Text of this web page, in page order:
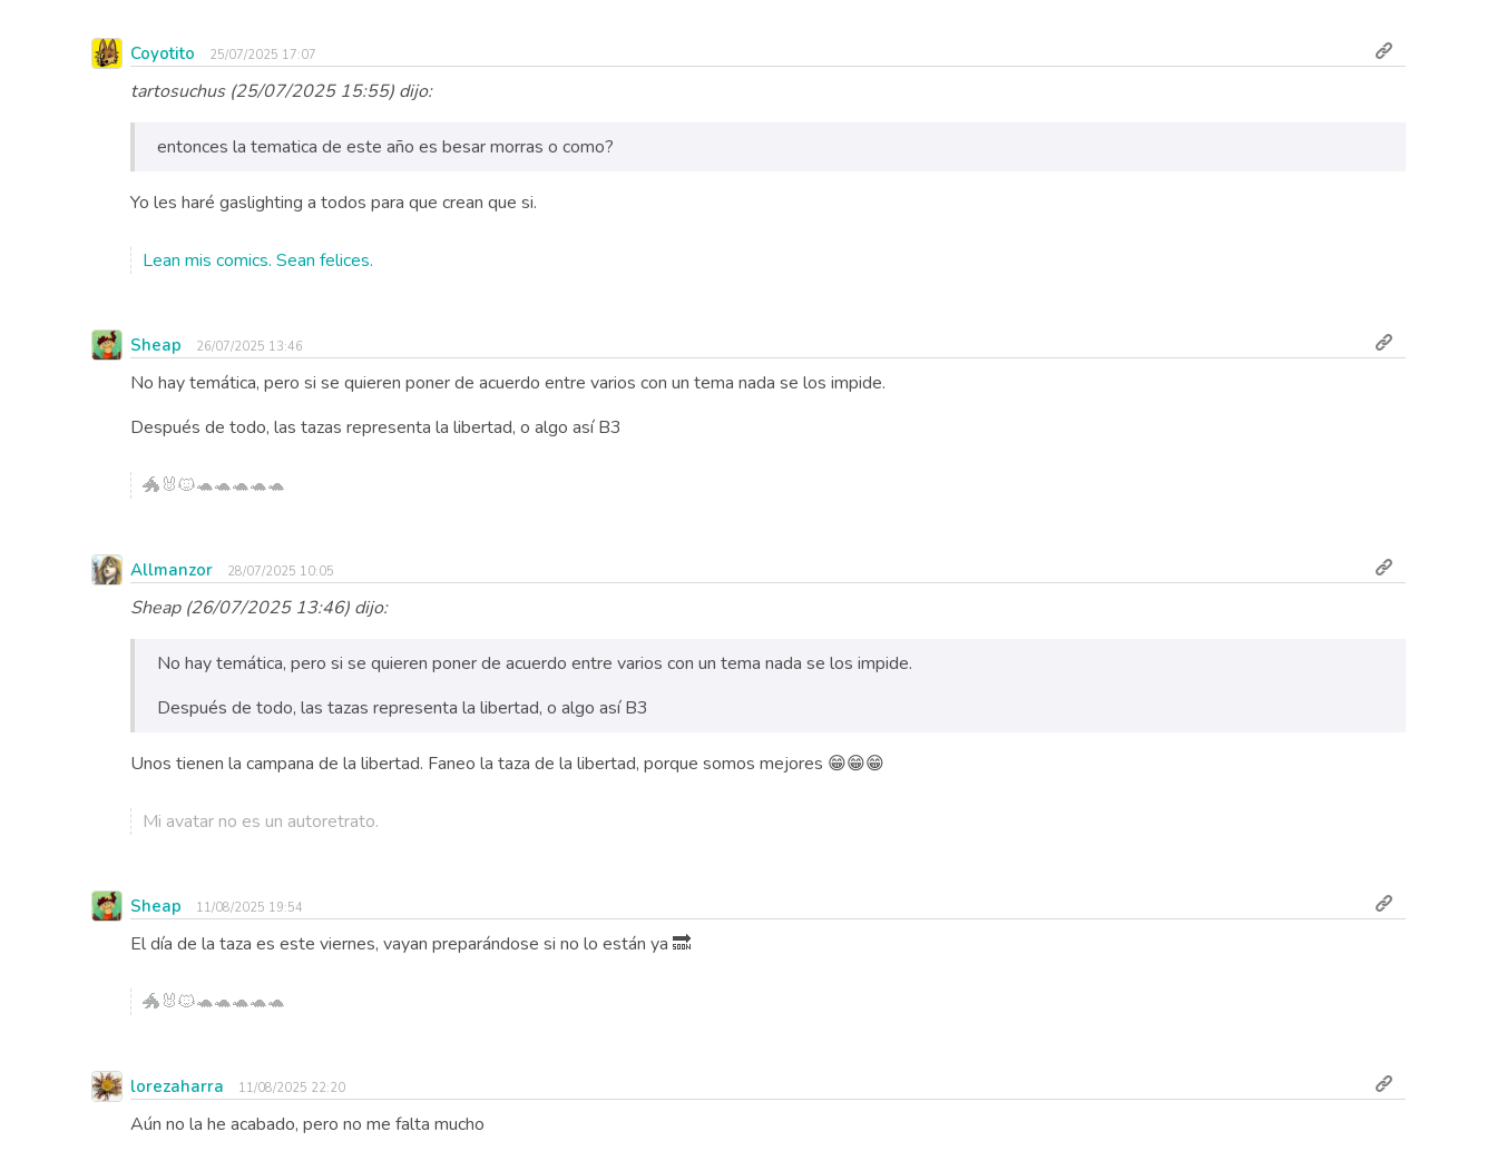
Coyotito 25/07/2025 17:07
tartosuchus (25/07/2025 15:55) dijo:
entonces la tematica de este año es besar morras o como?
Yo les haré gaslighting a todos para que crean que si.
Lean mis comics. Sean felices.
Sheap 26/07/2025 13:46
No hay temática, pero si se quieren poner de acuerdo entre varios con un tema nada se los impide.
Después de todo, las tazas representa la libertad, o algo así B3
🐲🐰🐱🐢🐢🐢🐢🐢
Allmanzor 28/07/2025 10:05
Sheap (26/07/2025 13:46) dijo:
No hay temática, pero si se quieren poner de acuerdo entre varios con un tema nada se los impide.
Después de todo, las tazas representa la libertad, o algo así B3
Unos tienen la campana de la libertad. Faneo la taza de la libertad, porque somos mejores 😁😁😁
Mi avatar no es un autoretrato.
Sheap 11/08/2025 19:54
El día de la taza es este viernes, vayan preparándose si no lo están ya 🔜
🐲🐰🐱🐢🐢🐢🐢🐢
lorezaharra 11/08/2025 22:20
Aún no la he acabado, pero no me falta mucho